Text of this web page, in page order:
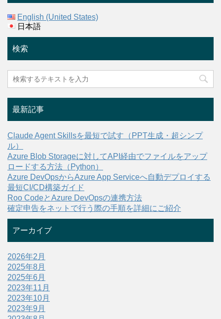
English (United States)
日本語
検索
最新記事
Claude Agent Skillsを最短で試す（PPT生成・超シンプ
ル）
Azure Blob Storageに対してAPI経由でファイルをアップ
ロードする方法（Python）
Azure DevOpsからAzure App Serviceへ自動デプロイする
最短CI/CD構築ガイド
Roo CodeとAzure DevOpsの連携方法
確定申告をネットで行う際の手順を詳細にご紹介
アーカイブ
2026年2月
2025年8月
2025年6月
2023年11月
2023年10月
2023年9月